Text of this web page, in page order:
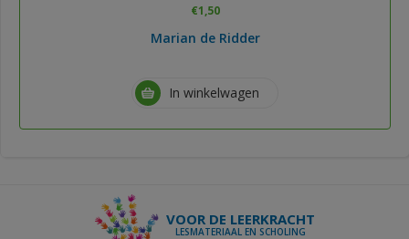
€1,50
Marian de Ridder
In winkelwagen
VOOR DE LEERKRACHT
LESMATERIAAL EN SCHOLING